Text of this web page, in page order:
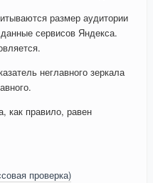
размер аудитории
сервисов Яндекса.
неглавного зеркала
как правило, равен
проверка)